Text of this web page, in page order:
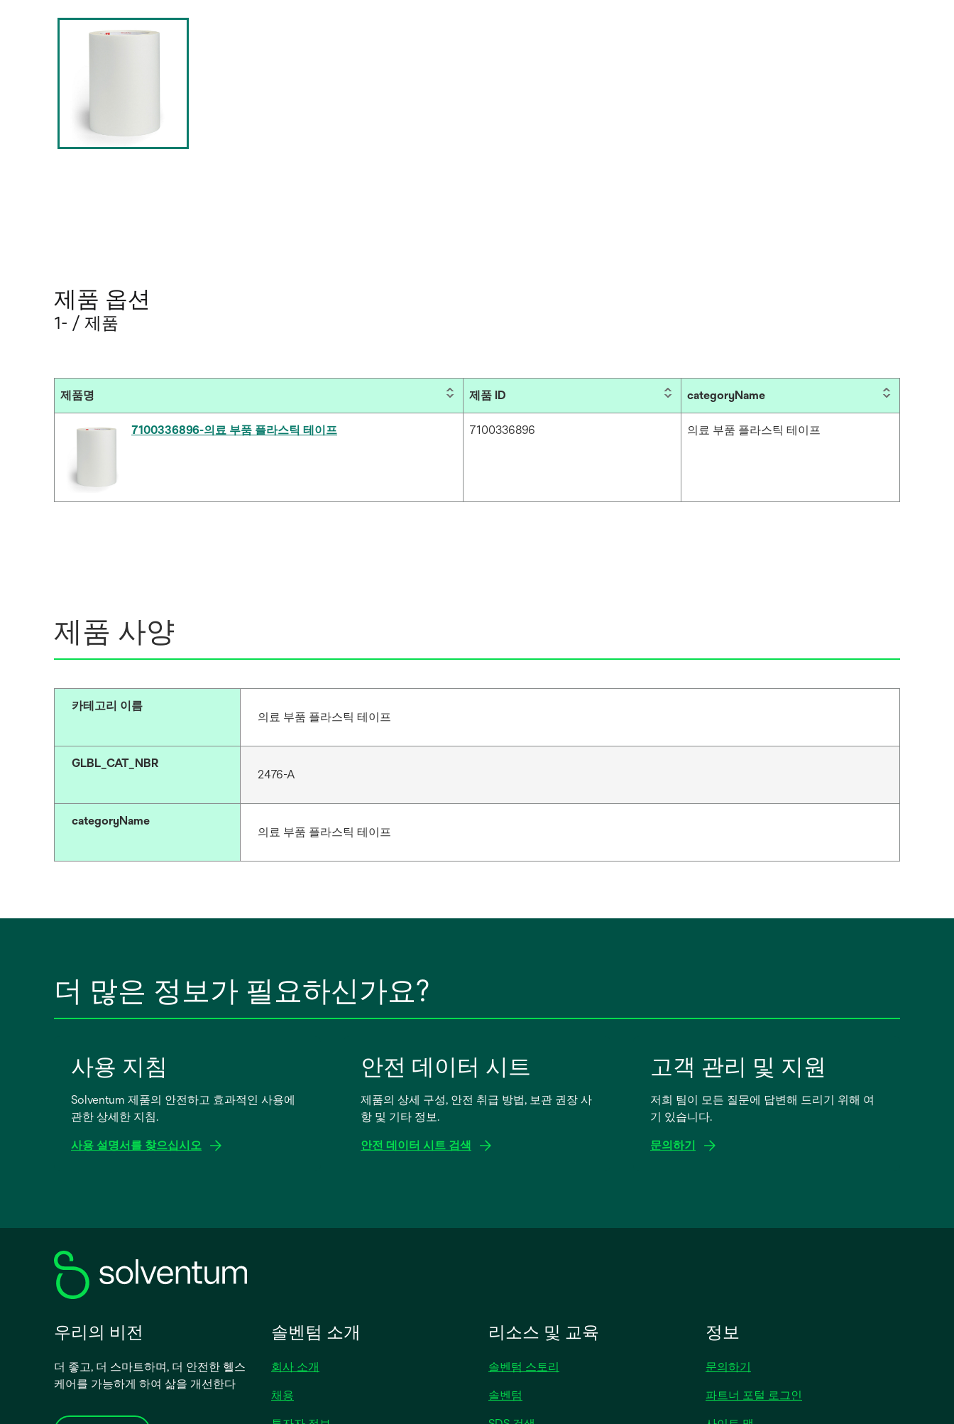
제품 옵션
1- / 제품
제품명 제품 ID categoryName
7100336896-의료 부품 플라스틱 테이프 7100336896 의료 부품 플라스틱 테이프
제품 사양
카테고리 이름
의료 부품 플라스틱 테이프
GLBL_CAT_NBR
2476-A
categoryName
의료 부품 플라스틱 테이프
더 많은 정보가 필요하신가요?
사용 지침
Solventum 제품의 안전하고 효과적인 사용에
관한 상세한 지침.
사용 설명서를 찾으십시오
서
림
안전 데이터 시트
제품의 상세 구성, 안전 취급 방법, 보관 권장 사
항 및 기타 정보.
안전 데이터 시트 검색
서
고객 관리 및 지원
저희 팀이 모든 질문에 답변해 드리기 위해 여
기 있습니다.
문의하기
우리의 비전
더 좋고, 더 스마트하며, 더 안전한 헬스
케어를 가능하게 하여 삶을 개선한다
솔벤텀 소개
회사 소개
채용
리소스 및 교육
솔벤텀 스토리
솔벤텀
정보
문의하기
파트너 포털 로그인